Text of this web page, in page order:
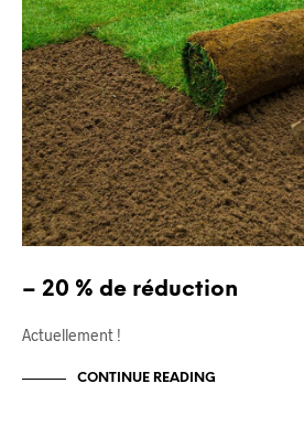
– 20 % de réduction
Actuellement !
CONTINUE READING